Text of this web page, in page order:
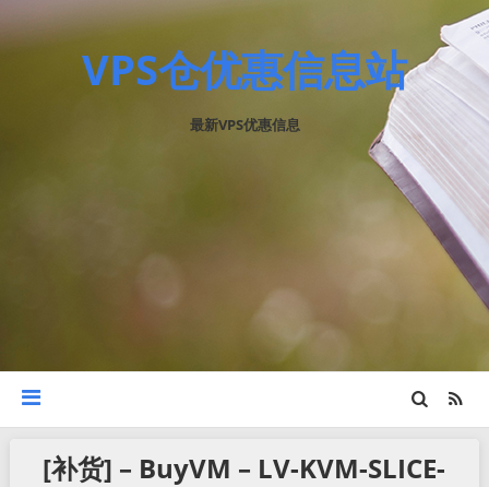
VPS仓优惠信息站
最新VPS优惠信息
[补货] – BuyVM – LV-KVM-SLICE-